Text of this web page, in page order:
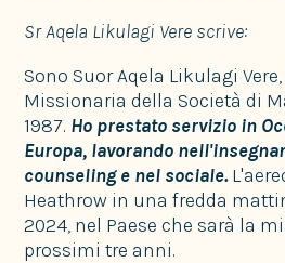
Sr Aqela Likulagi Vere scrive:
Sono Suor Aqela Likulagi
Missionaria della Società di
1987. Ho prestato servizio in
Europa, lavorando
counseling e nel sociale.
Heathrow in una fredda
2024, nel Paese che sarà la
prossimi tre anni.